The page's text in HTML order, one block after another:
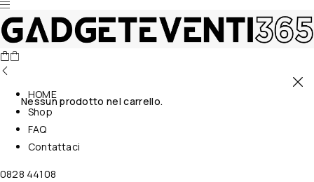
Nessun prodotto nel carrello.
HOME
Shop
FAQ
Contattaci
0828 44108